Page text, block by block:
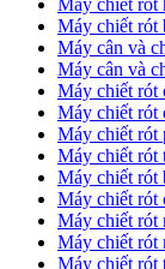
Máy chiết rót
Máy cân và
Máy cân và
​Máy chiết rót
​Máy chiết rót
Máy chiết rót
Máy chiết rót
​Máy chiết rót
Máy chiết rót
​Máy chiết rót
​Máy chiết rót
Máy chiết rót